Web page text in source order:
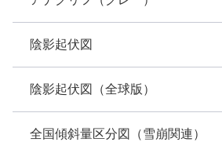
陰影起伏図
陰影起伏図（全球版）
全国傾斜量区分図（雪崩関連）